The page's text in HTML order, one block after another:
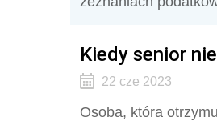
Kiedy senior
22 cze 2023
Osoba, która